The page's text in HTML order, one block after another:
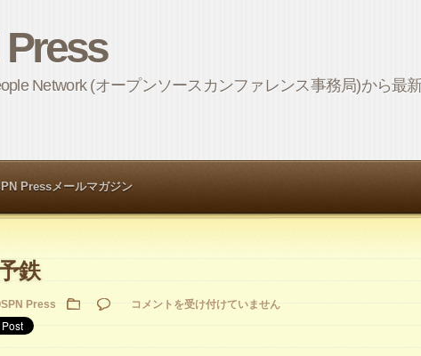
Network (オープンソースカンファレンス事務局)から最
Pressメールマガジン
鉄
Press 伊
コメントを受け付けていません